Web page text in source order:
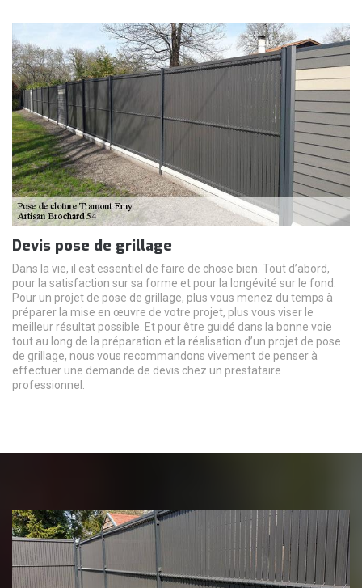
Devis pose de grillage
Dans la vie, il est essentiel de faire de chose bien. Tout d’abord,
pour la satisfaction sur sa forme et pour la longévité sur le fond.
Pour un projet de pose de grillage, plus vous menez du temps à
préparer la mise en œuvre de votre projet, plus vous viser le
meilleur résultat possible. Et pour être guidé dans la bonne voie
tout au long de la préparation et la réalisation d’un projet de pose
de grillage, nous vous recommandons vivement de penser à
effectuer une demande de devis chez un prestataire
professionnel.